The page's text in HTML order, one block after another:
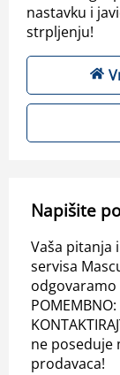
nastavku i
strpljenju!
Napišite
Vaša pitanja
servisa
odgovaramo
ne poseduje
prodavaca!